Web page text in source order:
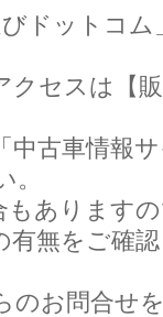
ドットコ
クセスは【
中古車情報
もあります
有無をご確
のお問合せ